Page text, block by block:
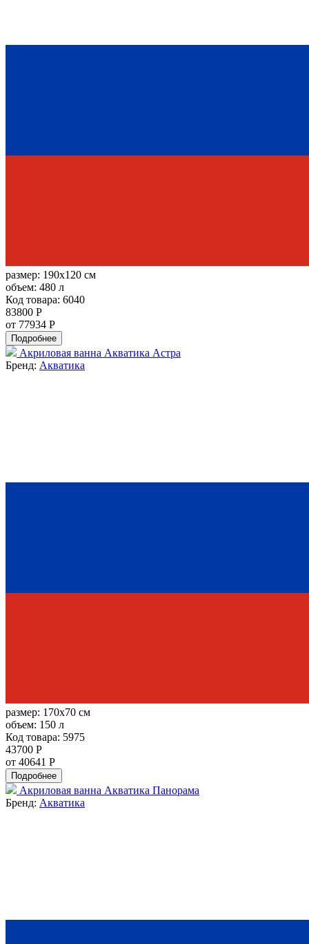
размер: 190x120 см
объем: 480 л
Код товара: 6040
83800 Р
от 77934 Р
Подробнее
Акриловая ванна Акватика Астра
Бренд: Акватика
размер: 170x70 см
объем: 150 л
Код товара: 5975
43700 Р
от 40641 Р
Подробнее
Акриловая ванна Акватика Панорама
Бренд: Акватика